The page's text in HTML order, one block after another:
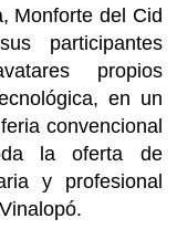
Monforte del Cid
participantes
propios
en un
convencional
la oferta de
y profesional